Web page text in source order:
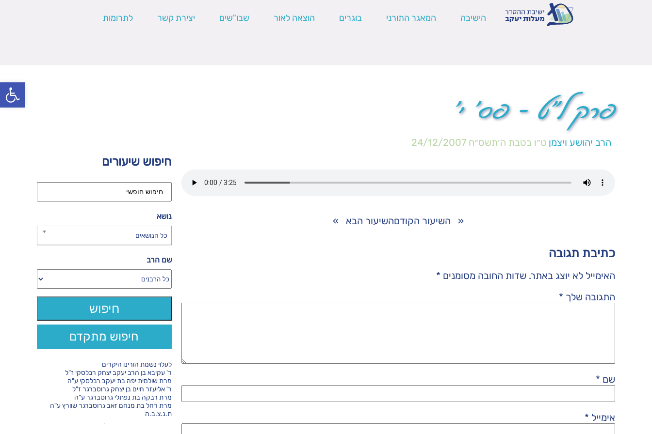
פתח
הישיבה המאגר התורני בוגרים הוצאה לאור שבו"שים יצירת קשר לתרומות
פרק ל"ט – פס' י'
הרב יהושע ויצמן ט״ו בטבת ה׳תשס״ח 24/12/2007
« השיעור הקודםהשיעור הבא »
כתיבת תגובה
האימייל לא יוצג באתר. שדות החובה מסומנים *
התגובה שלך *
שם *
אימייל *
חיפוש שיעורים
נושא
כל הנושאים
שם הרב
חיפוש מתקדם
לעלוי נשמת הורינו היקרים
ר' עקיבא בן הרב יעקב יצחק רבלסקי ז"ל
מרת שולמית יפה בת יעקב רבלסקי ע"ה
ר' אליעזר חיים בן יצחק גרוסברגר ז"ל
מרת רבקה בת נפתלי גרוסברגר ע"ה
מרת רחל בת מנחם זאב גרוסברגר שוורץ ע"ה
ת.נ.צ.ב.ה